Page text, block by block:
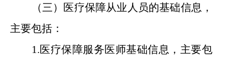
（三）医疗保障从业人员的基础信息，
主要包括：
1.医疗保障服务医师基础信息，主要包